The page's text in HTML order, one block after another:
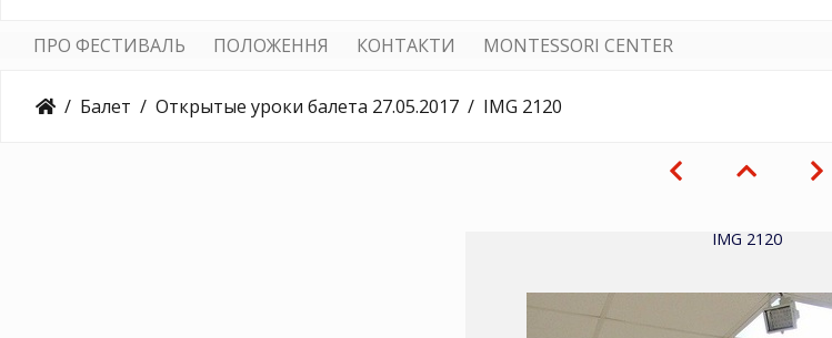
ПРО ФЕСТИВАЛЬ ПОЛОЖЕННЯ КОНТАКТИ MONTESSORI CENTER
Балет Открытые уроки балета 27.05.2017 IMG 2120
IMG 2120